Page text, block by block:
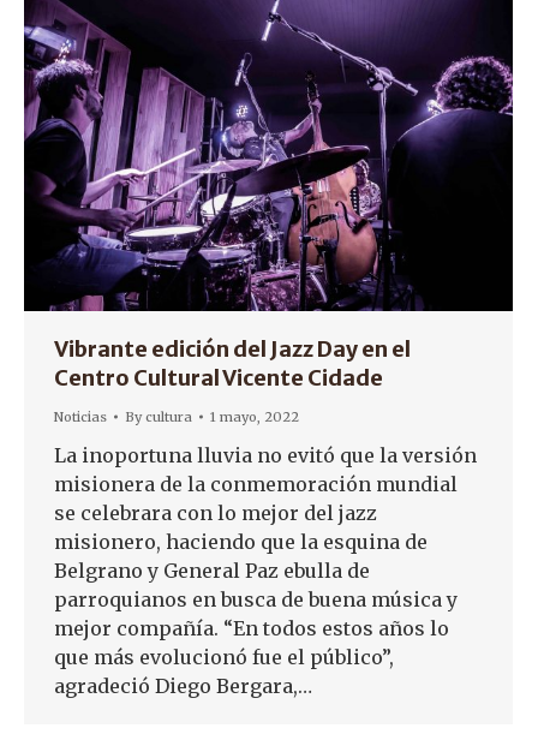
Vibrante edición del Jazz Day en el
Centro Cultural Vicente Cidade
Noticias Bycultura 1 mayo, 2022
La inoportuna lluvia no evitó que la versión
misionera de la conmemoración mundial
se celebrara con lo mejor del jazz
misionero, haciendo que la esquina de
Belgrano y General Paz ebulla de
parroquianos en busca de buena música y
mejor compañía. “En todos estos años lo
que más evolucionó fue el público”,
agradeció Diego Bergara,…